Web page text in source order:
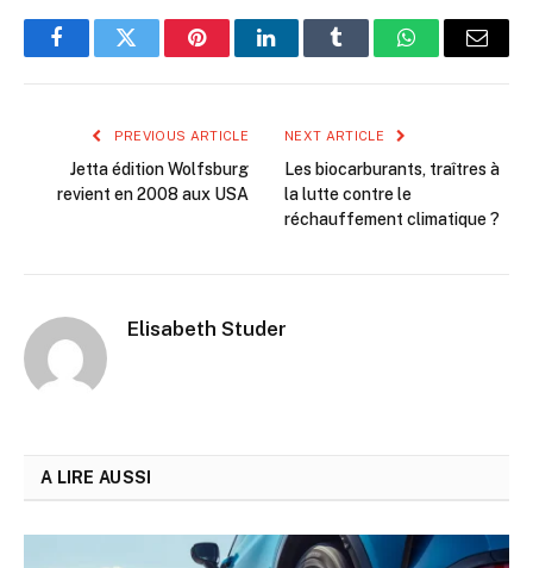
FacebookTwitter PinterestLinkedInTumblr WhatsAppEmail
PREVIOUS ARTICLE
Jetta édition Wolfsburg
revient en 2008 aux USA
NEXT ARTICLE
Les biocarburants, traîtres à
la lutte contre le
réchauffement climatique ?
Elisabeth Studer
A LIRE AUSSI